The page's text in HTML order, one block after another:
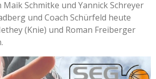
Schmitke und Yannick Schreyer
und Coach Schürfeld heute
(Knie) und Roman Freiberger